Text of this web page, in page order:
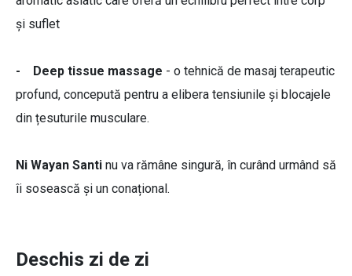
și suflet
- Deep tissue massage - o tehnică de masaj terapeutic
profund, concepută pentru a elibera tensiunile și blocajele
din țesuturile musculare.
Ni Wayan Santi nu va rămâne singură, în curând urmând să
îi sosească și un conațional.
Deschis zi de zi